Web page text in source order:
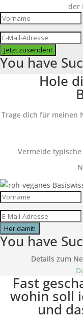
der
Jetzt zusenden!
You have
Hole
Trage dich für meinen
Vermeide
Her damit!
You have
Details zum
Fast
wohin soll
und